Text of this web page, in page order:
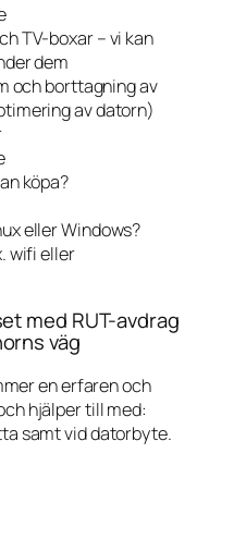
TV-boxar – vi kan
dem
och borttagning av
av datorn)
köpa?
eller Windows?
wifi eller
med RUT-avdrag
väg
en erfaren och
hjälper till med:
samt vid datorbyte.